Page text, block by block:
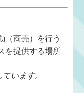
（商売）を行う
を提供する場所
います。